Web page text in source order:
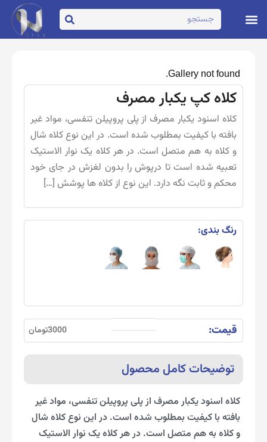
Gallery not found.
کلاه کپ یکبار مصرف
کلاه اسنود یکبار مصرف از پلی پروپیلن تنفسی، مواد غیر
بافته با کیفیت بمطلوب شده است. در این نوع کلاه شال
و کلاه به هم متصل است. در هر کلاه یک نوار الاستیک
تعبیه شده است تا درپوش را بدون لغزش در جای خود
محکم و ثابت نگه دارد. این نوع از کلاه ها پوشش […]
رنگ بندی:
قیمت: 3000تومان
توضیحات کامل محصول
کلاه اسنود یکبار مصرف از پلی پروپیلن تنفسی، مواد غیر
بافته با کیفیت بمطلوب شده است. در این نوع کلاه شال
و کلاه به هم متصل است. در هر کلاه یک نوار الاستیک